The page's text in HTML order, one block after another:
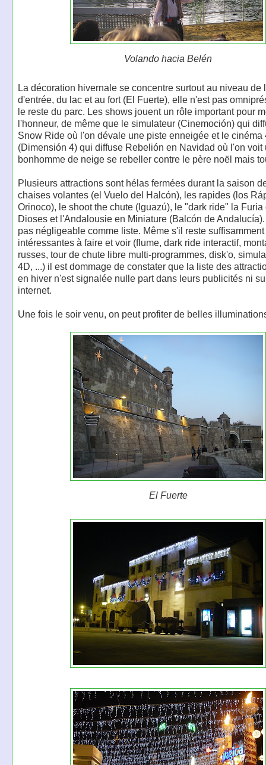
Volando hacia Belén
La décoration hivernale se concentre surtout au niveau de
d'entrée, du lac et au fort (El Fuerte), elle n'est pas
le reste du parc. Les shows jouent un rôle important pour
l'honneur, de même que le simulateur (Cinemoción) qui
Snow Ride où l'on dévale une piste enneigée et le cinéma
(Dimensión 4) qui diffuse Rebelión en Navidad où l'on voit
bonhomme de neige se rebeller contre le père noël mais
Plusieurs attractions sont hélas fermées durant la saison
chaises volantes (el Vuelo del Halcón), les rapides (los
Orinoco), le shoot the chute (Iguazú), le "dark ride" la Furia
Dioses et l'Andalousie en Miniature (Balcón de
pas négligeable comme liste. Même s'il reste
intéressantes à faire et voir (flume, dark ride interactif,
russes, tour de chute libre multi-programmes, disk'o,
4D, ...) il est dommage de constater que la liste des
en hiver n'est signalée nulle part dans leurs publicités ni
internet.
Une fois le soir venu, on peut profiter de belles
El Fuerte